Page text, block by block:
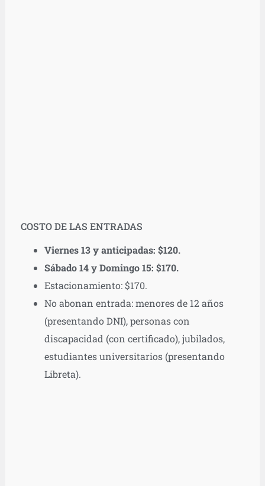
COSTO DE LAS ENTRADAS
Viernes 13 y anticipadas: $120.
Sábado 14 y Domingo 15: $170.
Estacionamiento: $170.
No abonan entrada: menores de 12 años
(presentando DNI), personas con
discapacidad (con certificado), jubilados,
estudiantes universitarios (presentando
Libreta).